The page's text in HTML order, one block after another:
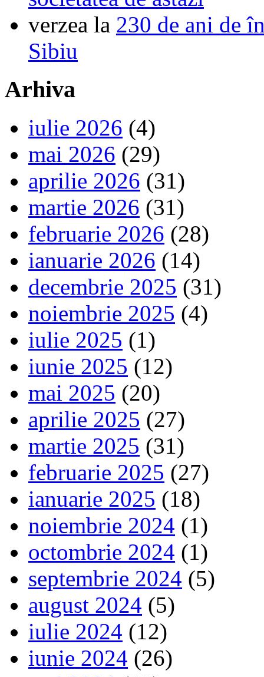
verzea la 230 de ani de
Sibiu
Arhiva
iulie 2026 (4)
mai 2026 (29)
aprilie 2026 (31)
martie 2026 (31)
februarie 2026 (28)
ianuarie 2026 (14)
decembrie 2025 (31)
noiembrie 2025 (4)
iulie 2025 (1)
iunie 2025 (12)
mai 2025 (20)
aprilie 2025 (27)
martie 2025 (31)
februarie 2025 (27)
ianuarie 2025 (18)
noiembrie 2024 (1)
octombrie 2024 (1)
septembrie 2024 (5)
august 2024 (5)
iulie 2024 (12)
iunie 2024 (26)